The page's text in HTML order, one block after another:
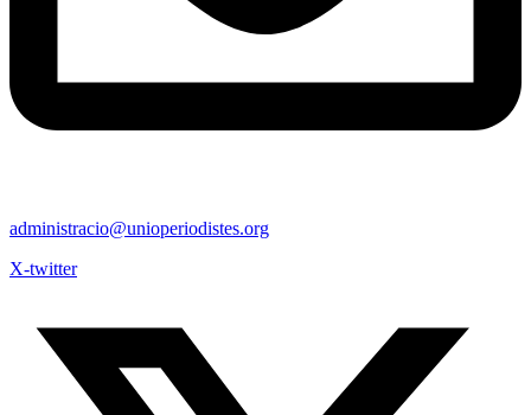
administracio@unioperiodistes.org
X-twitter